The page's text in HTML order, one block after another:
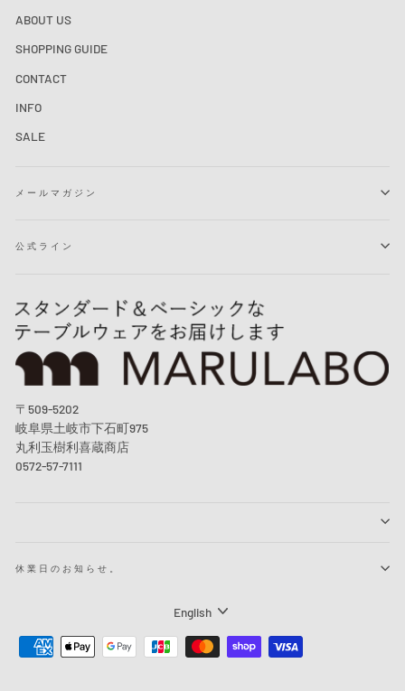
ABOUT US
SHOPPING GUIDE
CONTACT
INFO
SALE
メールマガジン
公式ライン
〒509-5202
岐阜県土岐市下石町975
丸利玉樹利喜蔵商店
0572-57-7111
休業日のお知らせ。
Language
English